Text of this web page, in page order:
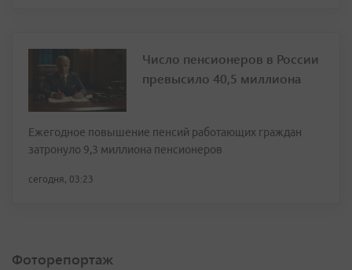
Число пенсионеров в России
превысило 40,5 миллиона
Ежегодное повышение пенсий работающих граждан
затронуло 9,3 миллиона пенсионеров
сегодня, 03:23
Фоторепортаж